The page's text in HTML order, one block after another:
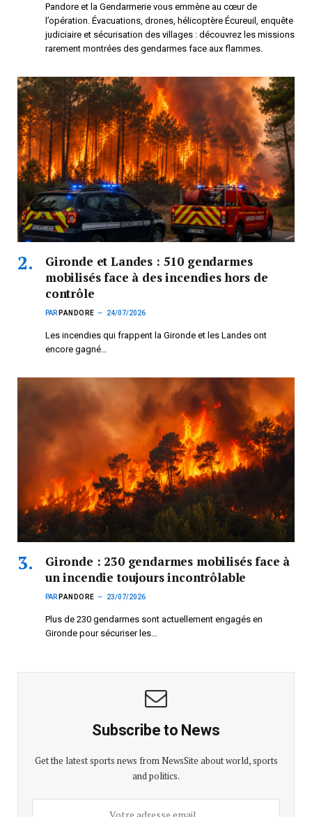
Pandore et la Gendarmerie vous emmène au cœur de
l’opération. Évacuations, drones, hélicoptère Écureuil, enquête
judiciaire et sécurisation des villages : découvrez les missions
rarement montrées des gendarmes face aux flammes.
Gironde et Landes : 510 gendarmes
mobilisés face à des incendies hors de
contrôle
PAR PANDORE 24/07/2026
Les incendies qui frappent la Gironde et les Landes ont
encore gagné…
Gironde : 230 gendarmes mobilisés face à
un incendie toujours incontrôlable
PAR PANDORE 23/07/2026
Plus de 230 gendarmes sont actuellement engagés en
Gironde pour sécuriser les…
Subscribe to News
Get the latest sports news from NewsSite about world, sports
and politics.